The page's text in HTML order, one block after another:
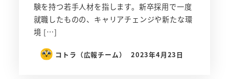
験を持つ若手人材を指します。新卒採用で一度
就職したものの、キャリアチェンジや新たな環
境 […]
コトラ（広報チーム） 2023年4月23日